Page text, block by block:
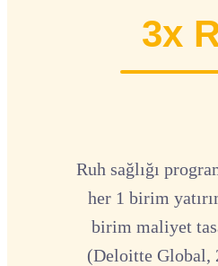
3x
Ruh sağlığı
her 1 birim
birim maliyet
(Deloitte Global,